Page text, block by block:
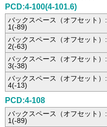
PCD:4-100(4-101.6)
バックスペース（オフセット）:
1(-89)
バックスペース（オフセット）:
2(-63)
バックスペース（オフセット）:
3(-38)
バックスペース（オフセット）:
4(-13)
PCD:4-108
バックスペース（オフセット）:
1(-89)